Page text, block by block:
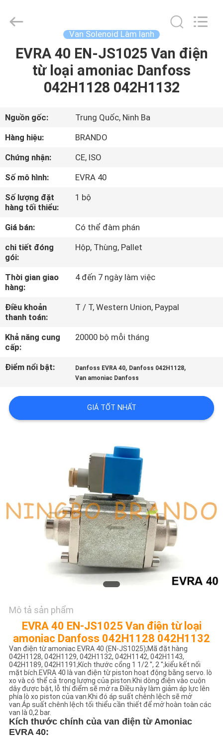
NHÀ
VỀ
CHÚNG
CHUYẾN
THAM
QUAN
NHÀ
KIỂM
SOÁT
CHẤT
LƯỢNG
HỆ
VỚI
CẦU
ĐẶT
COMPANY
SƠ
TRANG
WEB
CHÍNH
SÁCH
BẢO
Brando
Hardware
Reserved.
Van Solenoid Làm lạnh
EVRA 40 EN-JS1025 Van điện
từ loại amoniac Danfoss
042H1128 042H1132
Nguồn gốc:
Trung Quốc, Ninh Ba
Hàng hiệu:
BRANDO
Chứng nhận:
CE, ISO
Số mô hình:
EVRA 40
Số lượng đặt
hàng tối thiểu:
1 bộ
Giá bán:
Có thể đàm phán
chi tiết đóng
gói:
Hộp, Thùng, Pallet
Thời gian giao
hàng:
4 đến 7 ngày làm việc
Điều khoản
thanh toán:
T / T, Western Union, Paypal
Khả năng cung
cấp:
20000 bộ mỗi tháng
Điểm nổi bật: Danfoss EVRA 40, Danfoss 042H1128,
Van amoniac Danfoss
GIÁ TỐT NHẤT
Mô tả sản phẩm
EVRA 40 EN-JS1025 Van điện từ loại
amoniac Danfoss 042H1128 042H1132
Van điện từ amoniac EVRA 40 (EN-JS1025);Mã đặt hàng
042H1128, 042H1129, 042H1132, 042H1142, 042H1143,
042H1189, 042H1191;Kích thước cổng 1 1/2 '', 2 '';kiểu kết nối
mặt bích.EVRA 40 là van điện từ piston hoạt động bằng servo. lò
xo và có thể cả trọng lượng của piston.Khi dòng điện vào cuộn
dây được bật, lỗ thí điểm sẽ mở ra.Điều này làm giảm áp lực lên
phía lò xo piston của van.Khi đó áp suất chênh lệch sẽ mở
van.Áp suất chênh lệch tối thiểu cần thiết để mở hoàn toàn các
van là 0,2 bar.
Kích thước chính của van điện từ Amoniac
EVRA 40: